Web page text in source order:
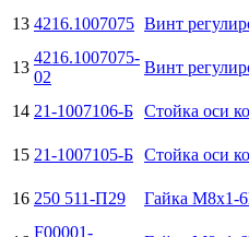
13 4216.1007075 Винт
13
4216.1007075-
02
Винт
14 21-1007106-Б Стойка оси
15 21-1007105-Б Стойка оси
16 250 511-П29 Гайка М8х1-
F00001-